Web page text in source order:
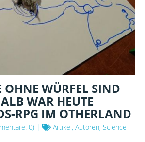
OHNE WÜRFEL SIND
WAR HEUTE
RPG IM OTHERLAND
0) |
Artikel, Autoren, Science